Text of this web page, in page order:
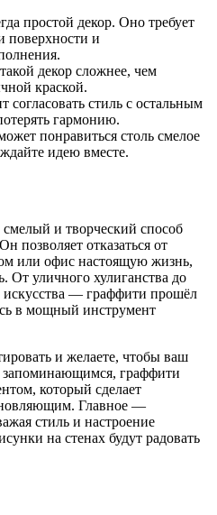
простой декор. Оно требует
поверхности и
декор сложнее, чем
краской.
согласовать стиль с остальным
гармонию.
понравиться столь смелое
идею вместе.
и творческий способ
позволяет отказаться от
или офис настоящую жизнь,
От уличного хулиганства до
искусства — граффити прошёл
в мощный инструмент
и желаете, чтобы ваш
запоминающимся, граффити
который сделает
Главное —
стиль и настроение
на стенах будут радовать